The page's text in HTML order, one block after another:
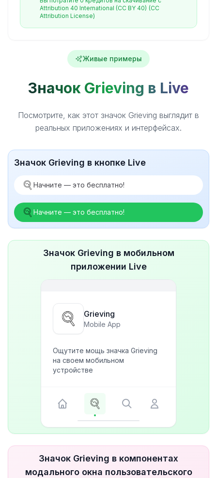
Attribution 40 International (CC BY 40) (CC
Attribution License)
Живые примеры
Значок Grieving в Live
Посмотрите, как этот значок Grieving выглядит в
реальных приложениях и интерфейсах.
Значок Grieving в кнопке Live
Начните — это бесплатно!
Начните — это бесплатно!
Значок Grieving в мобильном
приложении Live
Grieving
Mobile App
Ощутите мощь значка Grieving
на своем мобильном
устройстве
Значок Grieving в компонентах
модального окна пользовательского